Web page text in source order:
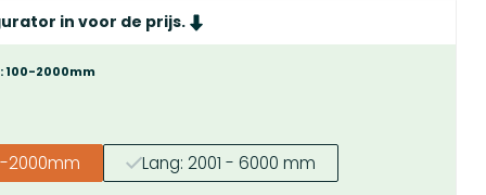
in voor de prijs.
100-2000mm
2000mm Lang: 2001 - 6000 mm